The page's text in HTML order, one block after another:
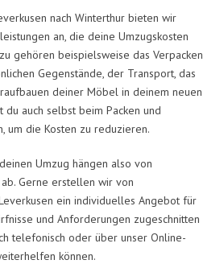
nach Winterthur bieten wir
an, die deine Umzugskosten
gehören beispielsweise das Verpacken
Gegenstände, der Transport, das
deiner Möbel in deinem neuen
du auch selbst beim Packen und
um die Kosten zu reduzieren.
Umzug hängen also von
Gerne erstellen wir von
ein individuelles Angebot für
und Anforderungen zugeschnitten
telefonisch oder über unser Online-
können.